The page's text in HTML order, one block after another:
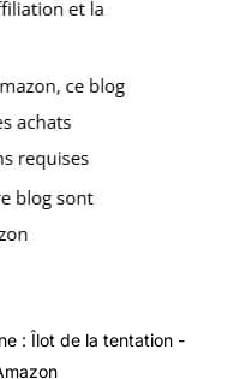
: Îlot de la tentation -